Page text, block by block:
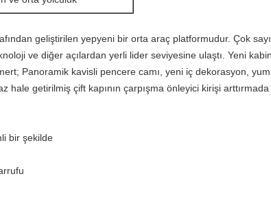
geliştirilen yepyeni bir orta araç platformudur. Çok
ve diğer açılardan yerli lider seviyesine ulaştı. Yeni
Panoramik kavisli pencere camı, yeni iç dekorasyon,
getirilmiş çift kapının çarpışma önleyici kirişi
bir şekilde